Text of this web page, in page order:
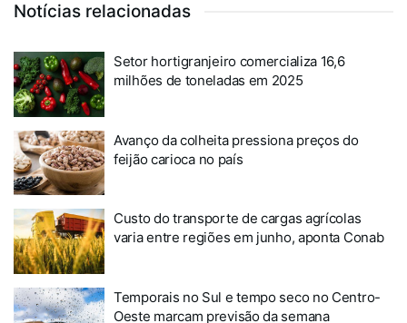
Notícias relacionadas
Setor hortigranjeiro comercializa 16,6
milhões de toneladas em 2025
Avanço da colheita pressiona preços do
feijão carioca no país
Custo do transporte de cargas agrícolas
varia entre regiões em junho, aponta Conab
Temporais no Sul e tempo seco no Centro-
Oeste marcam previsão da semana